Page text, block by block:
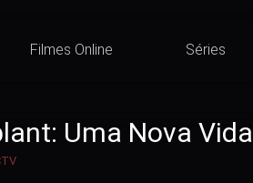
Filmes Online Séries
Uma Nova Vida